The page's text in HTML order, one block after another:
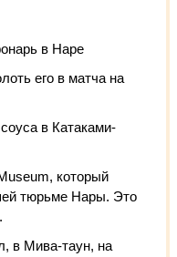
его в матча на
в Катаками-
который
тюрьме Нары. Это
в Мива-таун, на